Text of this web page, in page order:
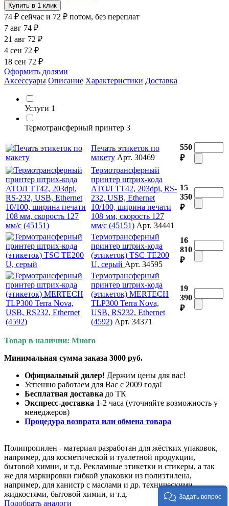
Купить в 1 клик
74 ₽ сейчас и 72 ₽ потом, без переплат
7 авг 74 ₽
21 авг 72 ₽
4 сен 72 ₽
18 сен 72 ₽
Оформить долями
Аксессуары Описание Характеристики Доставка
Услуги 1
Термотрансферный принтер 3
Печать этикеток по
макету Арт. 30469
550
₽
Термотрансферный
принтер штрих-кода
АТОЛ ТТ42, 203dpi, RS-
232, USB, Ethernet
10/100, ширина печати
108 мм, скорость 127
мм/с (45151) Арт. 34441
15
350
₽
Термотрансферный
принтер штрих-кода
(этикеток) TSC TE200
U, серый Арт. 34595
16
810
₽
Термотрансферный
принтер штрих-кода
(этикеток) MERTECH
TLP300 Terra Nova,
USB, RS232, Ethernet
(4592) Арт. 34371
19
390
₽
Товар в наличии: Много
Минимальная сумма заказа 3000 руб.
Официальный дилер! Держим цены для вас!
Успешно работаем для Вас с 2009 года!
Бесплатная доставка до ТК
Экспресс-доставка 1-2 часа (уточняйте возможность у
менеджеров)
Процедура возврата или обмена товара
Полипропилен - материал разработан для жёстких упаковок,
например, для косметической и туалетной продукции,
бытовой химии, и т.д. Рекламные этикетки и стикеры, а так
же для маркировки гибкой упаковки из полиэтилена,
например, для канистр с маслами и др. техническими
жидкостями, бытовой химии, и т.д.
Подобрать аналоги
Задать вопрос